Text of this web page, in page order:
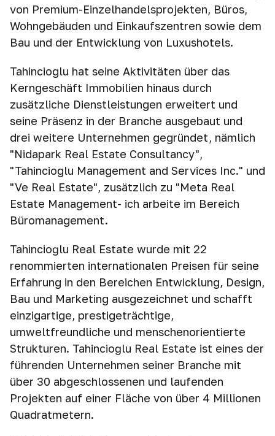
von Premium-Einzelhandelsprojekten, Büros,
Wohngebäuden und Einkaufszentren sowie dem
Bau und der Entwicklung von Luxushotels.
Tahincioglu hat seine Aktivitäten über das
Kerngeschäft Immobilien hinaus durch
zusätzliche Dienstleistungen erweitert und
seine Präsenz in der Branche ausgebaut und
drei weitere Unternehmen gegründet, nämlich
"Nidapark Real Estate Consultancy",
"Tahincioglu Management and Services Inc." und
"Ve Real Estate", zusätzlich zu "Meta Real
Estate Management- ich arbeite im Bereich
Büromanagement.
Tahincioğlu Real Estate wurde mit 22
renommierten internationalen Preisen für seine
Erfahrung in den Bereichen Entwicklung, Design,
Bau und Marketing ausgezeichnet und schafft
einzigartige, prestigeträchtige,
umweltfreundliche und menschenorientierte
Strukturen. Tahincioğlu Real Estate ist eines der
führenden Unternehmen seiner Branche mit
über 30 abgeschlossenen und laufenden
Projekten auf einer Fläche von über 4 Millionen
Quadratmetern.